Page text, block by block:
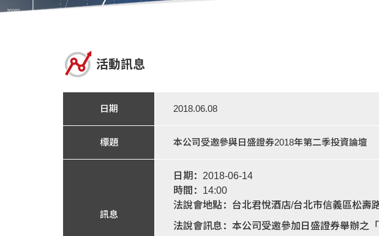
活動訊息
日期 2018.06.08
標題 本公司受邀參與日盛證券2018年第二季投資論壇
訊息
日期：2018-06-14
時間：14:00
法說會地點：台北君悅酒店/台北市信義區松壽
法說會訊息：本公司受邀參加日盛證券舉辦之